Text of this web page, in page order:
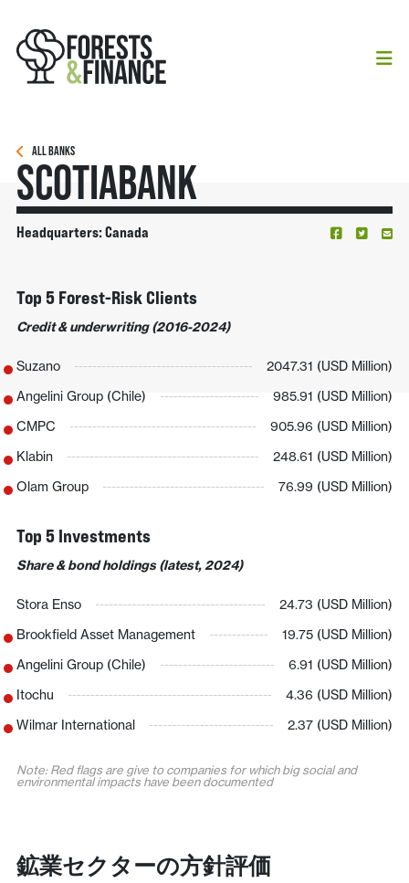
ALL BANKS
Scotiabank
Headquarters: Canada
Top 5 Forest-Risk Clients
Credit & underwriting (2016-2024)
Suzano
2047.31 (USD Million)
Angelini Group (Chile)
985.91 (USD Million)
CMPC
905.96 (USD Million)
Klabin
248.61 (USD Million)
Olam Group
76.99 (USD Million)
Top 5 Investments
Share & bond holdings (latest, 2024)
Stora Enso
24.73 (USD Million)
Brookfield Asset Management
19.75 (USD Million)
Angelini Group (Chile)
6.91 (USD Million)
Itochu
4.36 (USD Million)
Wilmar International
2.37 (USD Million)
Note: Red flags are give to companies for which big social and
environmental impacts have been documented
鉱業セクターの方針評価